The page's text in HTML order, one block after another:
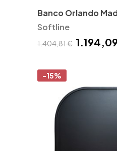
Banco Orlando
Softline
1.404,81 €
-15%